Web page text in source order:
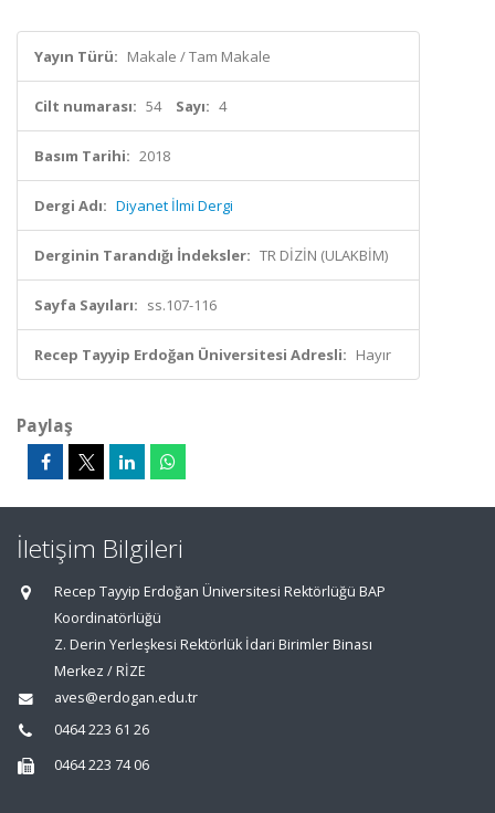
Yayın Türü: Makale / Tam Makale
Cilt numarası: 54 Sayı: 4
Basım Tarihi: 2018
Dergi Adı: Diyanet İlmi Dergi
Derginin Tarandığı İndeksler: TR DİZİN (ULAKBİM)
Sayfa Sayıları: ss.107-116
Recep Tayyip Erdoğan Üniversitesi Adresli: Hayır
Paylaş
İletişim Bilgileri
Recep Tayyip Erdoğan Üniversitesi Rektörlüğü BAP
Koordinatörlüğü
Z. Derin Yerleşkesi Rektörlük İdari Birimler Binası
Merkez / RİZE
aves@erdogan.edu.tr
0464 223 61 26
0464 223 74 06